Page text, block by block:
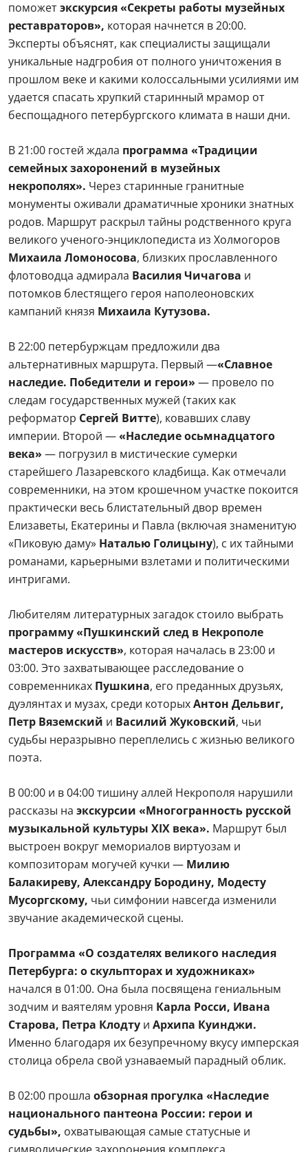
поможетэкскурсия «Секреты работы музейных
реставраторов», которая начнется в 20:00.
Эксперты объяснят, как специалисты защищали
уникальные надгробия от полного уничтожения в
прошлом веке и какими колоссальными усилиями им
удается спасать хрупкий старинный мрамор от
беспощадного петербургского климата в наши дни.
В 21:00 гостей ждала программа «Традиции
семейных захоронений в музейных
некрополях». Через старинные гранитные
монументы оживали драматичные хроники знатных
родов. Маршрут раскрыл тайны родственного круга
великого ученого-энциклопедиста из Холмогоров
Михаила Ломоносова, близких прославленного
флотоводца адмирала Василия Чичагова и
потомков блестящего героя наполеоновских
кампаний князя Михаила Кутузова.
В 22:00 петербуржцам предложили два
альтернативных маршрута. Первый —«Славное
наследие. Победители и герои» — провело по
следам государственных мужей (таких как
реформатор Сергей Витте), ковавших славу
империи. Второй —«Наследие осьмнадцатого
века» — погрузил в мистические сумерки
старейшего Лазаревского кладбища. Как отмечали
современники, на этом крошечном участке покоится
практически весь блистательный двор времен
Елизаветы, Екатерины и Павла (включая знаменитую
«Пиковую даму» Наталью Голицыну), с их тайными
романами, карьерными взлетами и политическими
интригами.
Любителям литературных загадок стоило выбрать
программу «Пушкинский след в Некрополе
мастеров искусств», которая началась в 23:00 и
03:00. Это захватывающее расследование о
современниках Пушкина, его преданных друзьях,
дуэлянтах и музах, среди которыхАнтон Дельвиг,
Петр Вяземский и Василий Жуковский, чьи
судьбы неразрывно переплелись с жизнью великого
поэта.
В 00:00 и в 04:00 тишину аллей Некрополя нарушили
рассказы на экскурсии «Многогранность русской
музыкальной культуры XIX века». Маршрут был
выстроен вокруг мемориалов виртуозам и
композиторам могучей кучки — Милию
Балакиреву, Александру Бородину, Модесту
Мусоргскому, чьи симфонии навсегда изменили
звучание академической сцены.
Программа «О создателях великого наследия
Петербурга: о скульпторах и художниках»
начался в 01:00. Она была посвящена гениальным
зодчим и ваятелям уровня Карла Росси, Ивана
Старова, Петра Клодту и Архипа Куинджи.
Именно благодаря их безупречному вкусу имперская
столица обрела свой узнаваемый парадный облик.
В 02:00 прошла обзорная прогулка «Наследие
национального пантеона России: герои и
судьбы», охватывающая самые статусные и